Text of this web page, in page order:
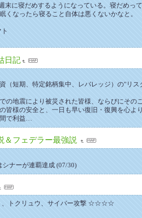
末に寝だめするようになっている。寝だめっ
くなったら寝ること自体は悪くないかなと。
日記
（短期、特定銘柄集中、レバレッジ）の"リス
の地震により被災された皆様、ならびにその
皆様の安全と、一日も早い復旧・復興を心よ
で利益…
＆フェデラー最強説
ナーが連覇達成 (07/30)
、トクリュウ、サイバー攻撃 ☆☆☆☆